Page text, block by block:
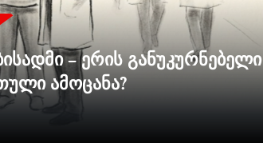
– ერის განუკურნებელი
ამოცანა?